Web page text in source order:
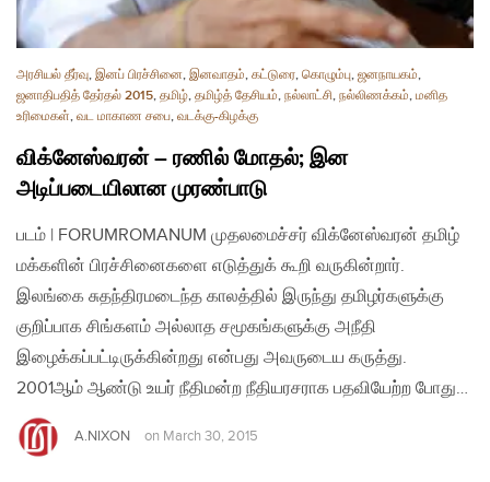
அரசியல் தீர்வு, இனப் பிரச்சினை, இனவாதம், கட்டுரை, கொழும்பு, ஜனநாயகம்,
ஜனாதிபதித் தேர்தல் 2015, தமிழ், தமிழ்த் தேசியம், நல்லாட்சி, நல்லிணக்கம், மனித
உரிமைகள், வட மாகாண சபை, வடக்கு-கிழக்கு
விக்னேஸ்வரன் – ரணில் மோதல்; இன
அடிப்படையிலான முரண்பாடு
படம் | FORUMROMANUM முதலமைச்சர் விக்னேஸ்வரன் தமிழ்
மக்களின் பிரச்சினைகளை எடுத்துக் கூறி வருகின்றார்.
இலங்கை சுதந்திரமடைந்த காலத்தில் இருந்து தமிழர்களுக்கு
குறிப்பாக சிங்களம் அல்லாத சமூகங்களுக்கு அநீதி
இழைக்கப்பட்டிருக்கின்றது என்பது அவருடைய கருத்து.
2001ஆம் ஆண்டு உயர் நீதிமன்ற நீதியரசராக பதவியேற்ற போது…
A.NIXON on March 30, 2015